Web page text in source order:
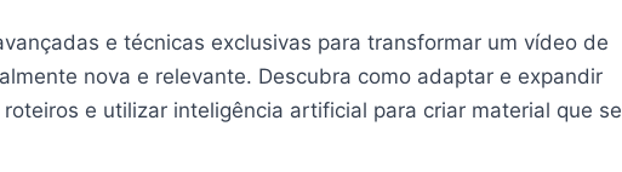
e técnicas exclusivas para transformar um vídeo de
nova e relevante. Descubra como adaptar e expandir
e utilizar inteligência artificial para criar material que se